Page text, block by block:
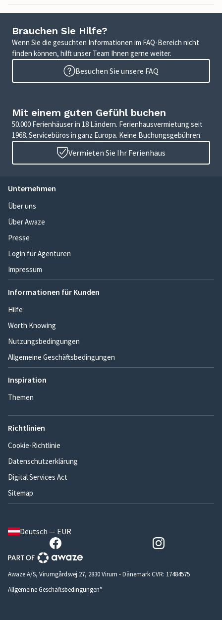
Brauchen Sie Hilfe?
Wenn Sie die gesuchten Informationen im FAQ-Bereich nicht
finden können, hilft unser Team Ihnen gerne weiter.
Besuchen Sie unsere FAQ
Mit einem guten Gefühl buchen
50.000 Ferienhäuser in 18 Ländern. Ferienhausvermietung seit
1968. Servicebüros in ganz Europa. Keine Buchungsgebühren.
Vermieten Sie Ihr Ferienhaus
Unternehmen
Über uns
Über Awaze
Presse
Login für Agenturen
Impressum
Informationen für Kunden
Hilfe
Worth Knowing
Nutzungsbedingungen
Allgemeine Geschäftsbedingungen
Inspiration
Themen
Richtlinien
Cookie-Richtlinie
Datenschutzerklärung
Digital Services Act
Sitemap
Deutsch — EUR
Awaze A/S, Virumgårdsvej 27, 2830 Virum - Dänemark CVR: 17484575
Allgemeine Geschäftsbedingungen*